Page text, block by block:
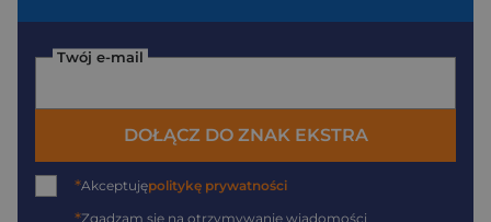
Twój e-mail
DOŁĄCZ DO ZNAK EKSTRA
*Akceptujępolitykę prywatności
Zgadzam się na otrzymywanie wiadomości